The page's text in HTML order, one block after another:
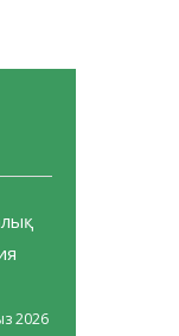
2026